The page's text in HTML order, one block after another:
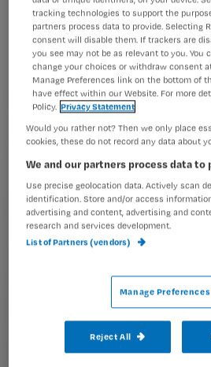
mailadres?
*
Kies
je
wachtwoord
G
e
n
i
t
e
l
Ontvang 2x per week de
G
e
n
t
i
t
e
Ik geef Springer Media B.V.
mij per e-mail op de
?
Meer informatie over uw
Bekijk hier onze
tracking technologies to support the
partners process data to provide. Selecting
consent will disable them. If trackers are
you see may not be as relevant to you.
change your choices or withdraw consent
Manage Preferences link on the bottom of
have effect within our Website. For more
Policy. Privacy Statement
Would you rather not? Then we only place
cookies, these do not record any data about
We and our partners process data to
Use precise geolocation data. Actively scan
identification. Store and/or access
advertising and content, advertising and
research and services development.
List of Partners (vendors)
Manage Preferences
Reject All